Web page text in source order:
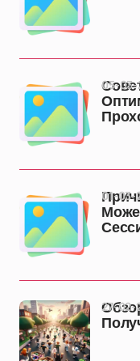
05-03-
01-03-
27-02-